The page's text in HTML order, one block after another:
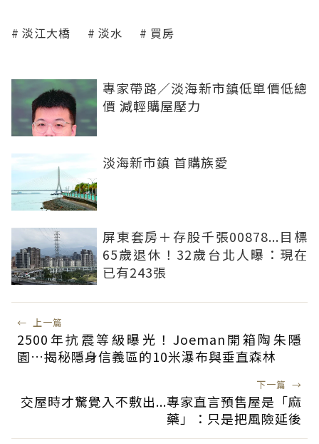
淡江大橋 淡水 買房
專家帶路／淡海新市鎮低單價低總
價 減輕購屋壓力
淡海新市鎮 首購族愛
屏東套房＋存股千張00878...目標
65歲退休！32歲台北人曝：現在
已有243張
← 上一篇
2500年抗震等級曝光！Joeman開箱陶朱隱
園…揭秘隱身信義區的10米瀑布與垂直森林
下一篇 →
交屋時才驚覺入不敷出...專家直言預售屋是「麻
藥」：只是把風險延後